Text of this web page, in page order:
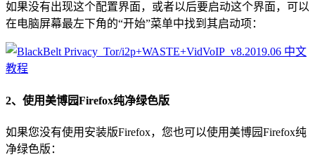
如果没有出现这个配置界面，或者以后要启动这个界面，可以
在电脑屏幕最左下角的“开始”菜单中找到其启动项：
2、使用美博园Firefox纯净绿色版
如果您没有使用安装版Firefox，您也可以使用美博园Firefox纯
净绿色版：